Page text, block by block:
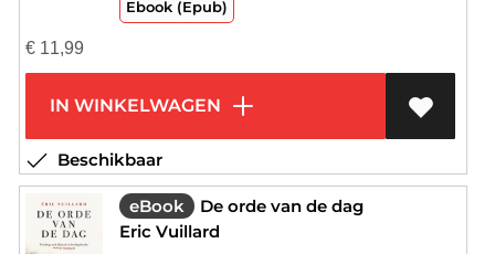
Ebook (Epub)
€11,99
IN WINKELWAGEN
Beschikbaar
eBook
De orde van de dag
Eric Vuillard